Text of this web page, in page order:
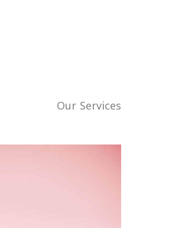
Our Services